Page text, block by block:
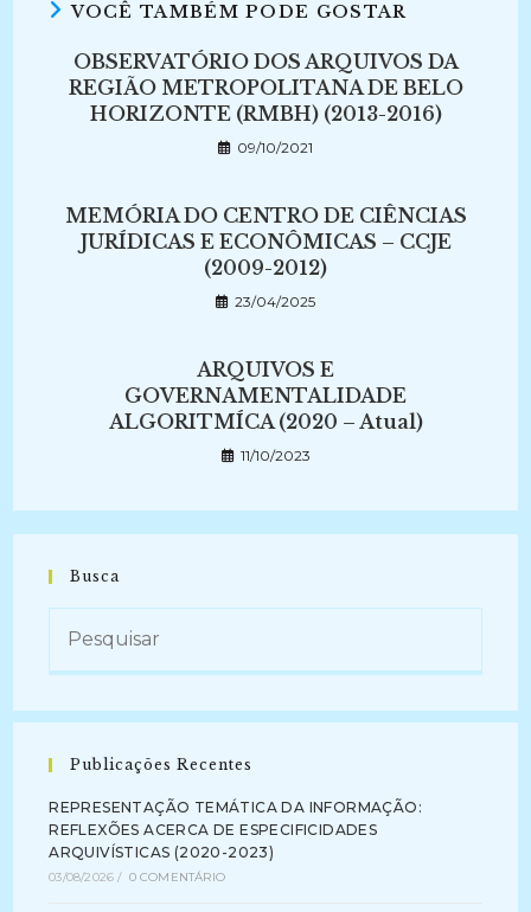
VOCÊ TAMBÉM PODE GOSTAR
OBSERVATÓRIO DOS ARQUIVOS DA
REGIÃO METROPOLITANA DE BELO
HORIZONTE (RMBH) (2013-2016)
09/10/2021
MEMÓRIA DO CENTRO DE CIÊNCIAS
JURÍDICAS E ECONÔMICAS – CCJE
(2009-2012)
23/04/2025
ARQUIVOS E
GOVERNAMENTALIDADE
ALGORITMÍCA (2020 – Atual)
11/10/2023
Busca
Publicações Recentes
REPRESENTAÇÃO TEMÁTICA DA INFORMAÇÃO:
REFLEXÕES ACERCA DE ESPECIFICIDADES
ARQUIVÍSTICAS (2020-2023)
03/08/2026 / 0 COMENTÁRIO